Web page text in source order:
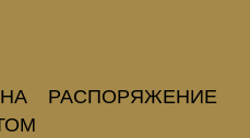
РАСПОРЯЖЕНИЕ